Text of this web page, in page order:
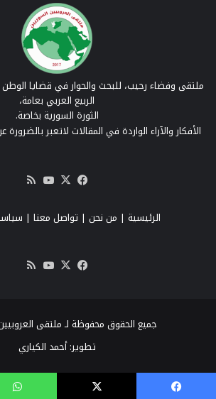
ملتقى وفضاء رحيب، للبحث والحوار في قضايا
الربيع العربي بعامة،
الثورة السورية بخاصة.
الأفكار والآراء الواردة في المقالات لاتعبر
فيسبوك
‫X
‫YouTube
RSS
الرئيسية | من نحن | تواصل معنا |
فيسبوك
‫X
‫YouTube
جميع الحقوق محفوظة لـ ملتقى العروبيين ©
تطوير:أحمد الكياري